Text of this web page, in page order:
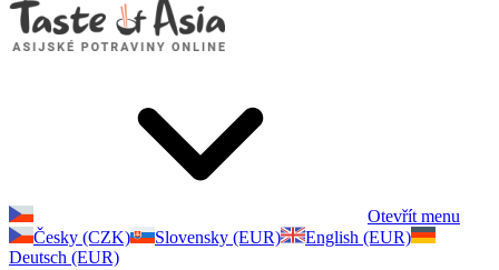
Otevřít menu
Česky (CZK)
Slovensky (EUR)
English (EUR)
Deutsch (EUR)